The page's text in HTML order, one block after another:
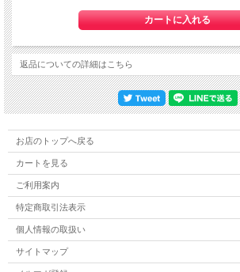
返品についての詳細はこちら
お店のトップへ戻る
カートを見る
ご利用案内
特定商取引法表示
個人情報の取扱い
サイトマップ